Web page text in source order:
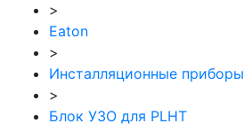
>
Eaton
>
Инсталляционные приборы
>
Блок УЗО для PLHT